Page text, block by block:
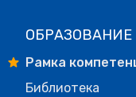
ОБРАЗОВАНИЕ
Рамка
Библиотека